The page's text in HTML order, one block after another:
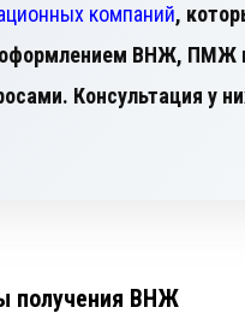
компаний,
оформлением ВНЖ, ПМЖ
Консультация у
получения ВНЖ